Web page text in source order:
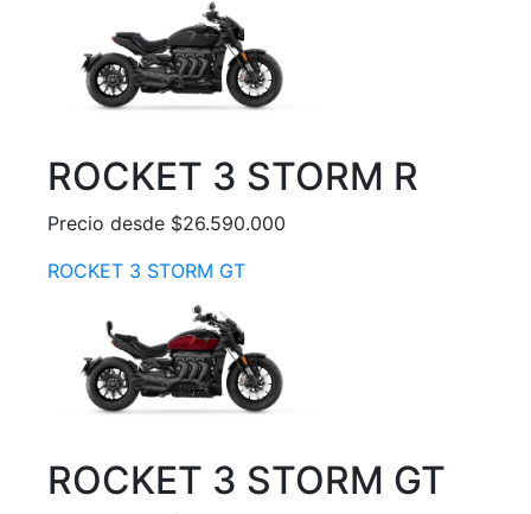
ROCKET 3 STORM R
Precio desde $26.590.000
ROCKET 3 STORM GT
ROCKET 3 STORM GT